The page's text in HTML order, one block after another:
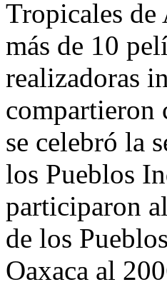
Tropicales de
más de 10
realizadoras
compartieron
se celebró la
los Pueblos
participaron
de los
Oaxaca al